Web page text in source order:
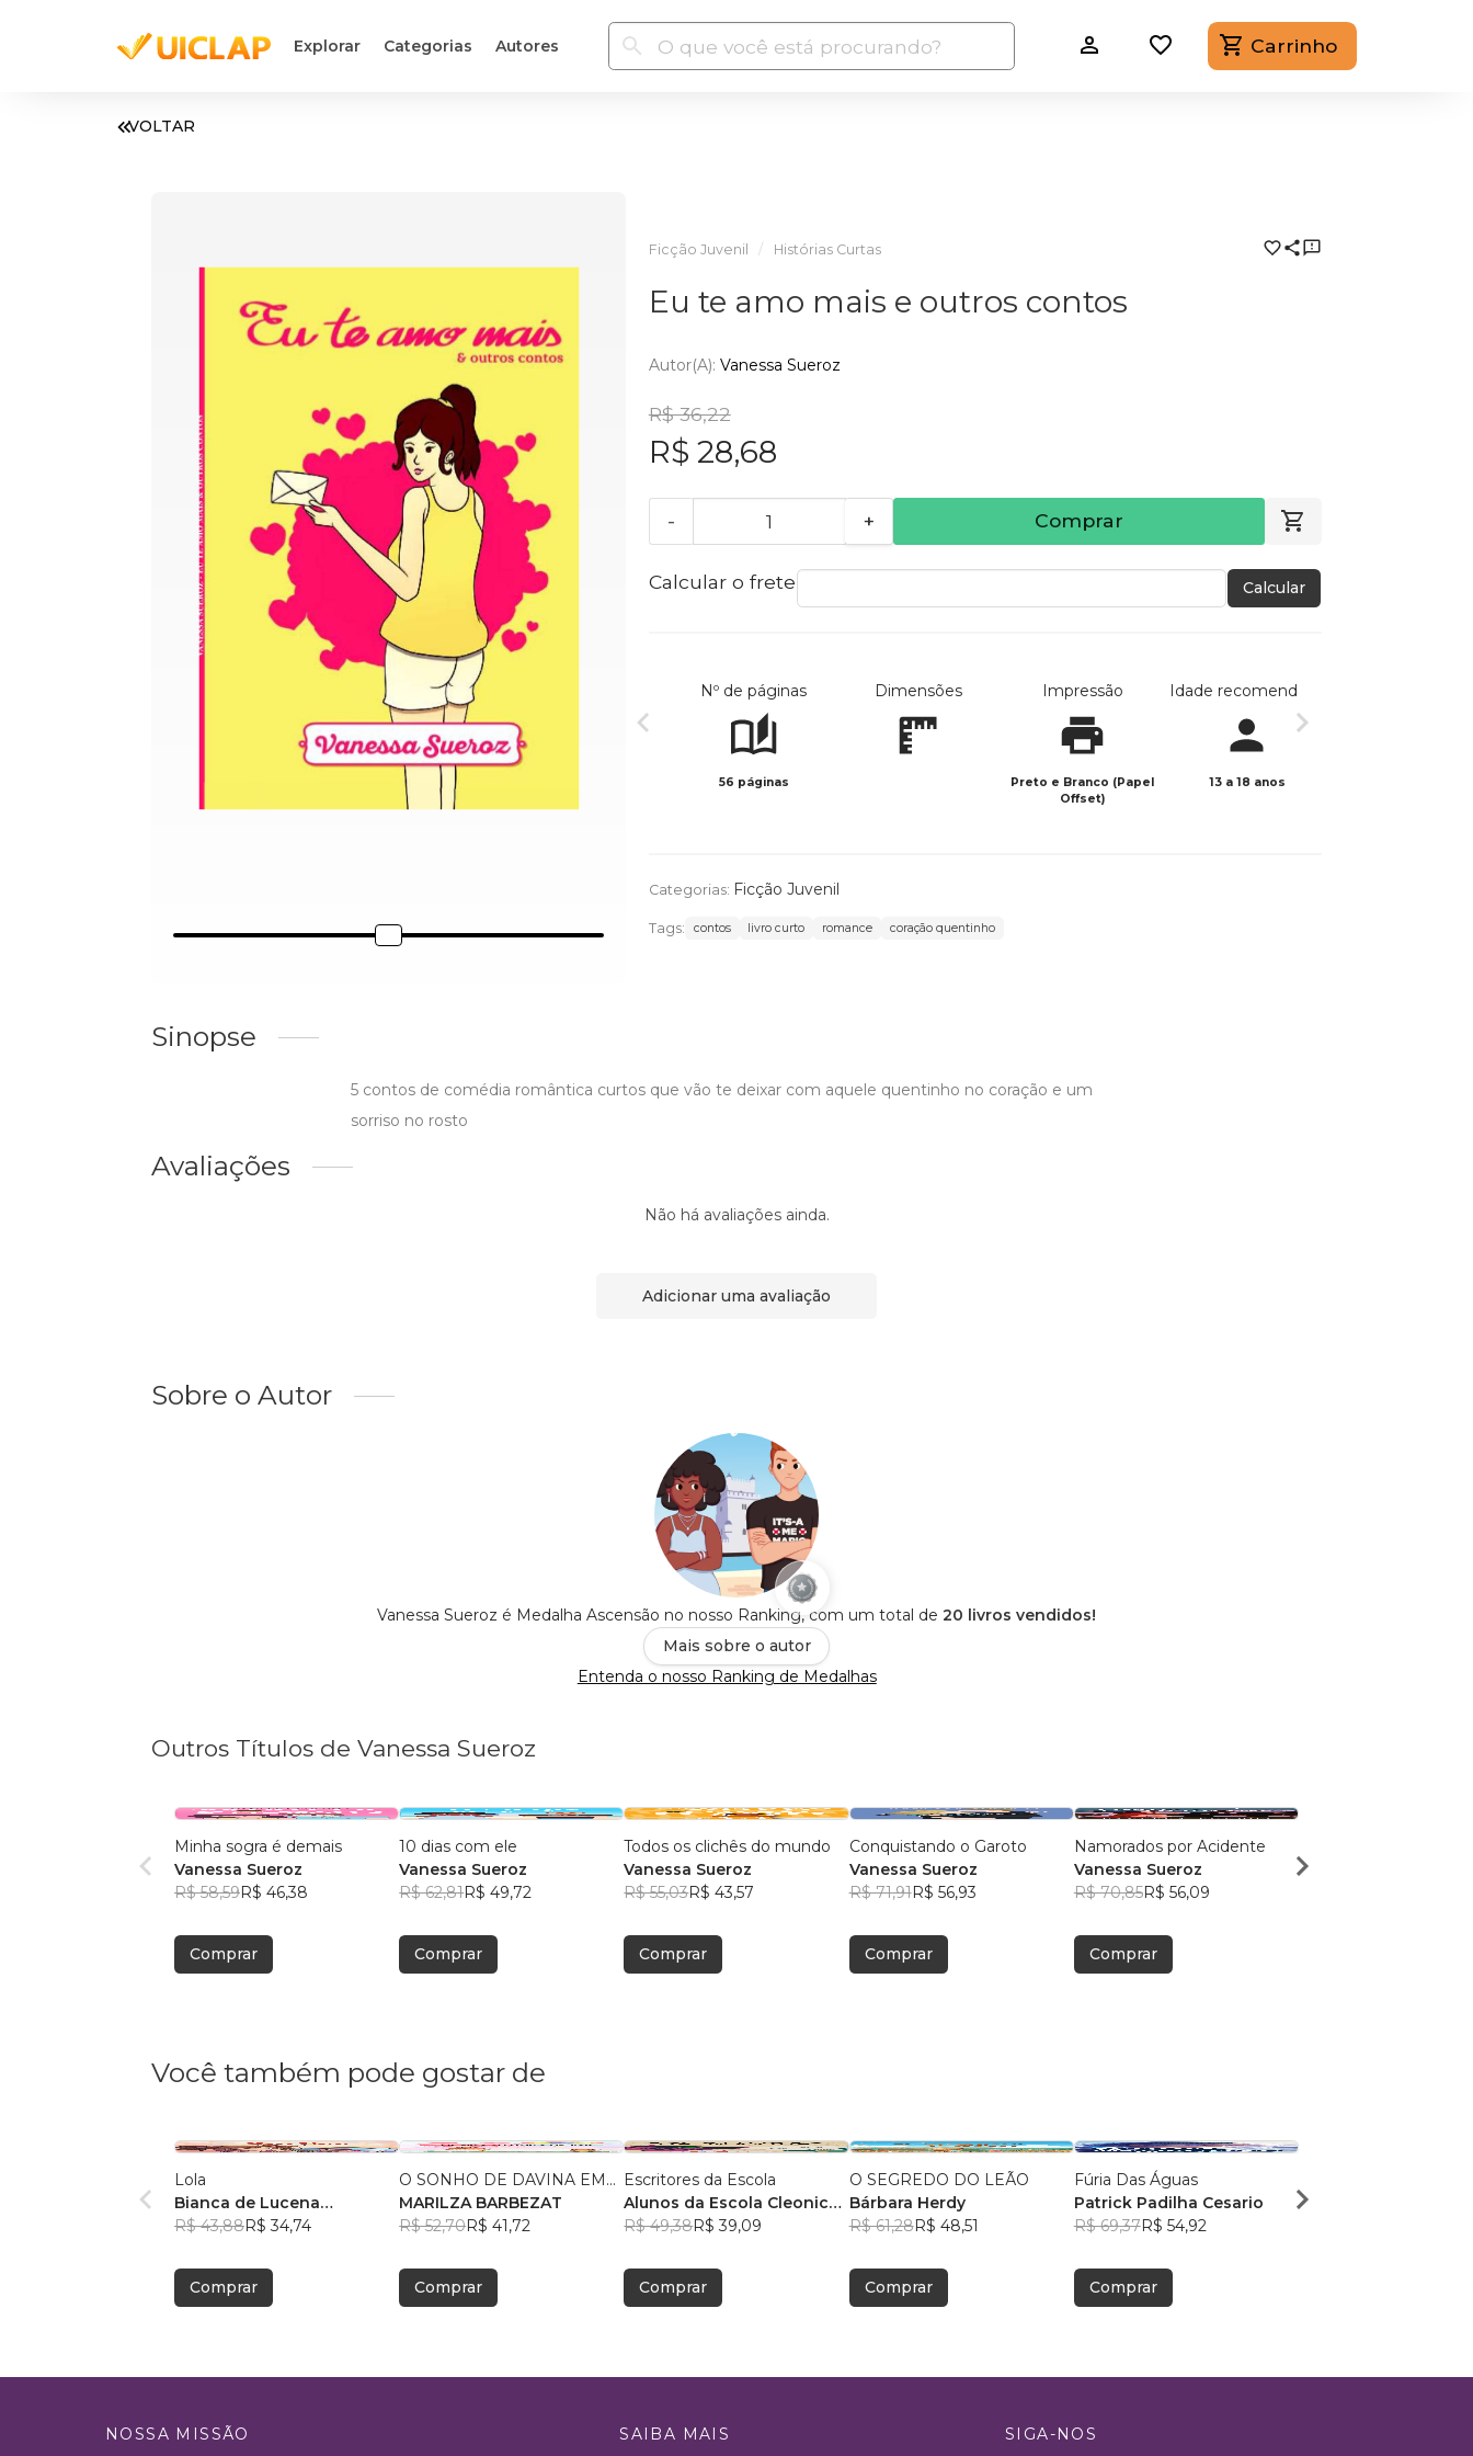
Explorar Categorias Autores Carrinho
VOLTAR
Ficção Juvenil Histórias Curtas
Eu te amo mais e outros contos
Autor(a): Vanessa Sueroz
R$ 36,22
R$ 28,68
- + Comprar
Calcular o frete Calcular
Nº de páginas
56 páginas
Dimensões Impressão
Preto e Branco (Papel
Offset)
Idade recomendada
13 a 18 anos
Categorias: Ficção Juvenil
Tags: contos livro curto romance coração quentinho
Sinopse
5 contos de comédia romântica curtos que vão te deixar com aquele quentinho no coração e um
sorriso no rosto
Avaliações
Não há avaliações ainda.
Adicionar uma avaliação
Sobre o Autor
Vanessa Sueroz é Medalha Ascensão no nosso Ranking, com um total de 20 livros vendidos!
Mais sobre o autor
Entenda o nosso Ranking de Medalhas
Outros Títulos de Vanessa Sueroz
Minha sogra é demais
Vanessa Sueroz
R$ 58,59R$ 46,38
Comprar
10 dias com ele
Vanessa Sueroz
R$ 62,81R$ 49,72
Comprar
Todos os clichês do mundo
Vanessa Sueroz
R$ 55,03R$ 43,57
Comprar
Conquistando o Garoto
Vanessa Sueroz
R$ 71,91R$ 56,93
Comprar
Namorados por Acidente
Vanessa Sueroz
R$ 70,85R$ 56,09
Comprar
Vanessa Sueroz
Você também pode gostar de
Lola
Bianca de Lucena
Coutinho de Oliveira
R$ 43,88R$ 34,74
Comprar
O SONHO DE DAVINA EM...
MARILZA BARBEZAT
R$ 52,70R$ 41,72
Comprar
Escritores da Escola
Alunos da Escola Cleonice
Bezerra, +2
R$ 49,38R$ 39,09
Comprar
O SEGREDO DO LEÃO
Bárbara Herdy
R$ 61,28R$ 48,51
Comprar
Fúria Das Águas
Patrick Padilha Cesario
R$ 69,37R$ 54,92
Comprar
Alessandra Carvalho
NOSSA MISSÃO SAIBA MAIS SIGA-NOS